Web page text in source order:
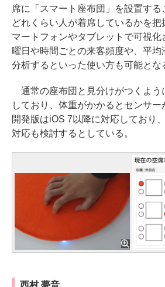
席に「スマート座布団」を設置する
どれくらい人が着席しているかを把
マートフォンやタブレットで可視化
曜日や時間ごとの来客頻度や、平均
分析するといった使い方も可能とな
通常の座布団と見分けがつくよう
しており、体重がかかるとセンサ
開発版はiOS 7以降に対応しており
対応も検討するとしている。
西村 夢音